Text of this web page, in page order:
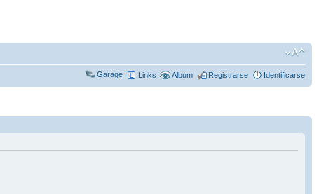
Garage Links Album Registrarse Identificarse